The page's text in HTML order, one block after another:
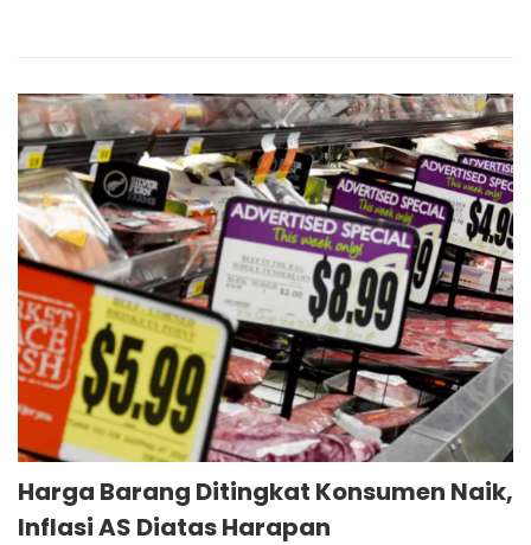
Harga Barang Ditingkat Konsumen Naik,
Inflasi AS Diatas Harapan